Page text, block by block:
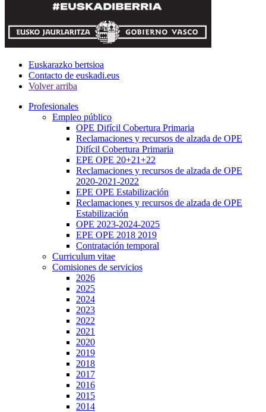
Euskarazko bertsioa
Contacto de euskadi.eus
Volver arriba
Profesionales
Empleo público
OPE Difícil Cobertura Primaria
Reclamaciones y recursos de alzada de OPE
Difícil Cobertura Primaria
EPE OPE 20+21+22
Reclamaciones y recursos de alzada de OPE
2020-2021-2022
EPE OPE Estabilización
Reclamaciones y recursos de alzada de OPE
Estabilización
OPE 2023-2024-2025
EPE OPE 2018 2019
Contratación temporal
Curriculum vitae
Comisiones de servicios
2026
2025
2024
2023
2022
2021
2020
2019
2018
2017
2016
2015
2014